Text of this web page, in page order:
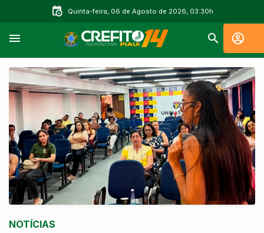
Quinta-feira, 06 de Agosto de 2026, 03:30h
NOTÍCIAS